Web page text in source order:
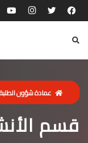
عمادة شؤون الطلبة
قسم